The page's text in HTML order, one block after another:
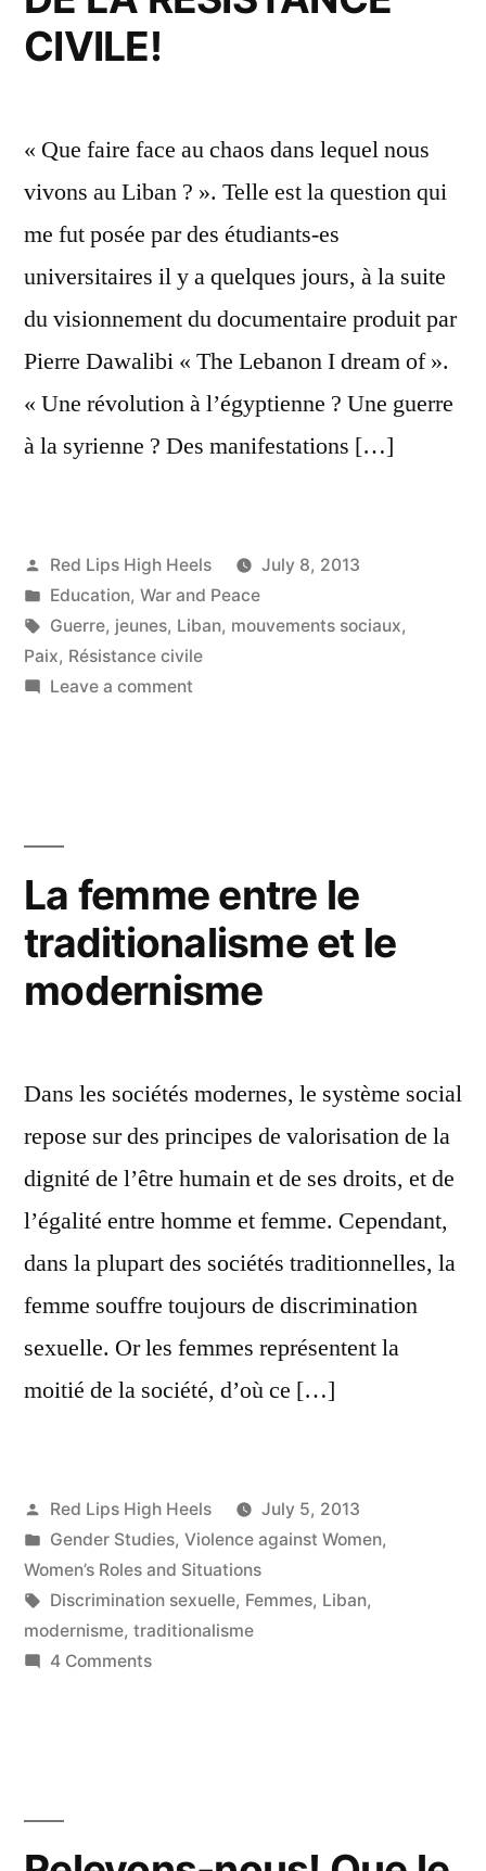
CIVILE!
« Que faire face au chaos dans lequel nous
vivons au Liban ? ». Telle est la question qui
me fut posée par des étudiants-es
universitaires il y a quelques jours, à la suite
du visionnement du documentaire produit par
Pierre Dawalibi « The Lebanon I dream of ».
« Une révolution à l’égyptienne ? Une guerre
à la syrienne ? Des manifestations […]
Posted
by
Red Lips High Heels
July 8, 2013
Posted
in
Education, War and Peace
Tags:
Guerre, jeunes, Liban, mouvements sociaux,
Paix, Résistance civile
Leave a commenton
La femme entre le
traditionalisme et le
modernisme
Dans les sociétés modernes, le système social
repose sur des principes de valorisation de la
dignité de l’être humain et de ses droits, et de
l’égalité entre homme et femme. Cependant,
dans la plupart des sociétés traditionnelles, la
femme souffre toujours de discrimination
sexuelle. Or les femmes représentent la
moitié de la société, d’où ce […]
Posted
by
Red Lips High Heels
July 5, 2013
Posted
in
Gender Studies, Violence against Women,
Women’s Roles and Situations
Tags:
Discrimination sexuelle, Femmes, Liban,
modernisme, traditionalisme
4 Commentson